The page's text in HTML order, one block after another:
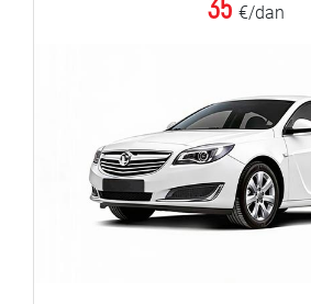
35 €/dan